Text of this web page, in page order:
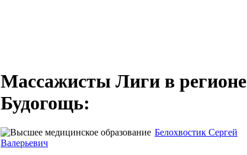
Массажисты Лиги в регионе
Будогощь:
Белохвостик Сергей
Валерьевич